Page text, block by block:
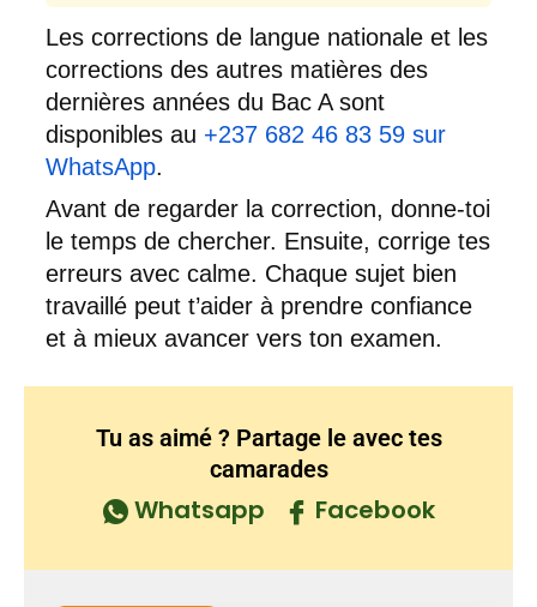
Les corrections de langue nationale et les
corrections des autres matières des
dernières années du Bac A sont
disponibles au +237 682 46 83 59 sur
WhatsApp.
Avant de regarder la correction, donne-toi
le temps de chercher. Ensuite, corrige tes
erreurs avec calme. Chaque sujet bien
travaillé peut t’aider à prendre confiance
et à mieux avancer vers ton examen.
Tu as aimé ? Partage le avec tes
camarades
Whatsapp Facebook